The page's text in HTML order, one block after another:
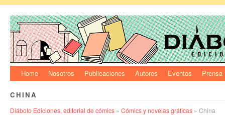
Home Nosotros Publicaciones Autores Eventos Prensa
CHINA
Diábolo Ediciones, editorial de cómics » Cómics y novelas gráficas » China